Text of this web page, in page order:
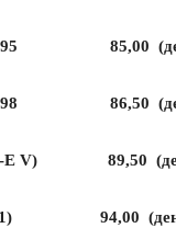
– 95 85,00
БС – 98 86,50
V) 89,50
1) 94,00